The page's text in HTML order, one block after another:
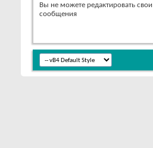
Вы не можете редактировать свои
сообщения